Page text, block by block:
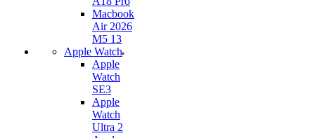
Macbook
Air 2026
M5 13
Apple Watch
Apple
Watch
SE3
Apple
Watch
Ultra 2